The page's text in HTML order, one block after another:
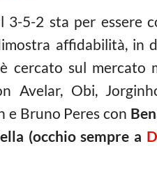
5-2 sta per essere
affidabilità, in
cercato sul mercato
Avelar, Obi,
e Bruno Peres con
(occhio sempre a